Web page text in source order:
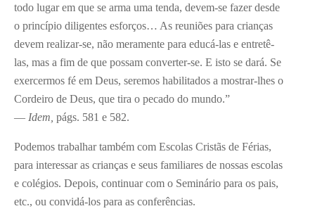
todo lugar em que se arma uma tenda, devem-se fazer desde
o princípio diligentes esforços… As reuniões para crianças
devem realizar-se, não meramente para educá-las e entretê-
las, mas a fim de que possam converter-se. E isto se dará. Se
exercermos fé em Deus, seremos habilitados a mostrar-lhes o
Cordeiro de Deus, que tira o pecado do mundo.”
— Idem, págs. 581 e 582.
Podemos trabalhar também com Escolas Cristãs de Férias,
para interessar as crianças e seus familiares de nossas escolas
e colégios. Depois, continuar com o Seminário para os pais,
etc., ou convidá-los para as conferências.